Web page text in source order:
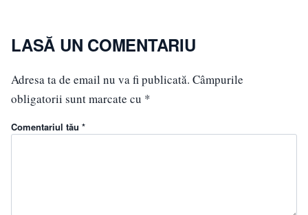
LASĂ UN COMENTARIU
Adresa ta de email nu va fi publicată. Câmpurile
obligatorii sunt marcate cu *
Comentariul tău *